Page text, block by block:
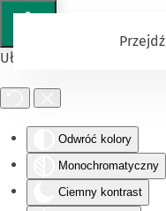
Ułatwienia dostępu
Odwróć kolory
Monochromatyczny
Ciemny kontrast